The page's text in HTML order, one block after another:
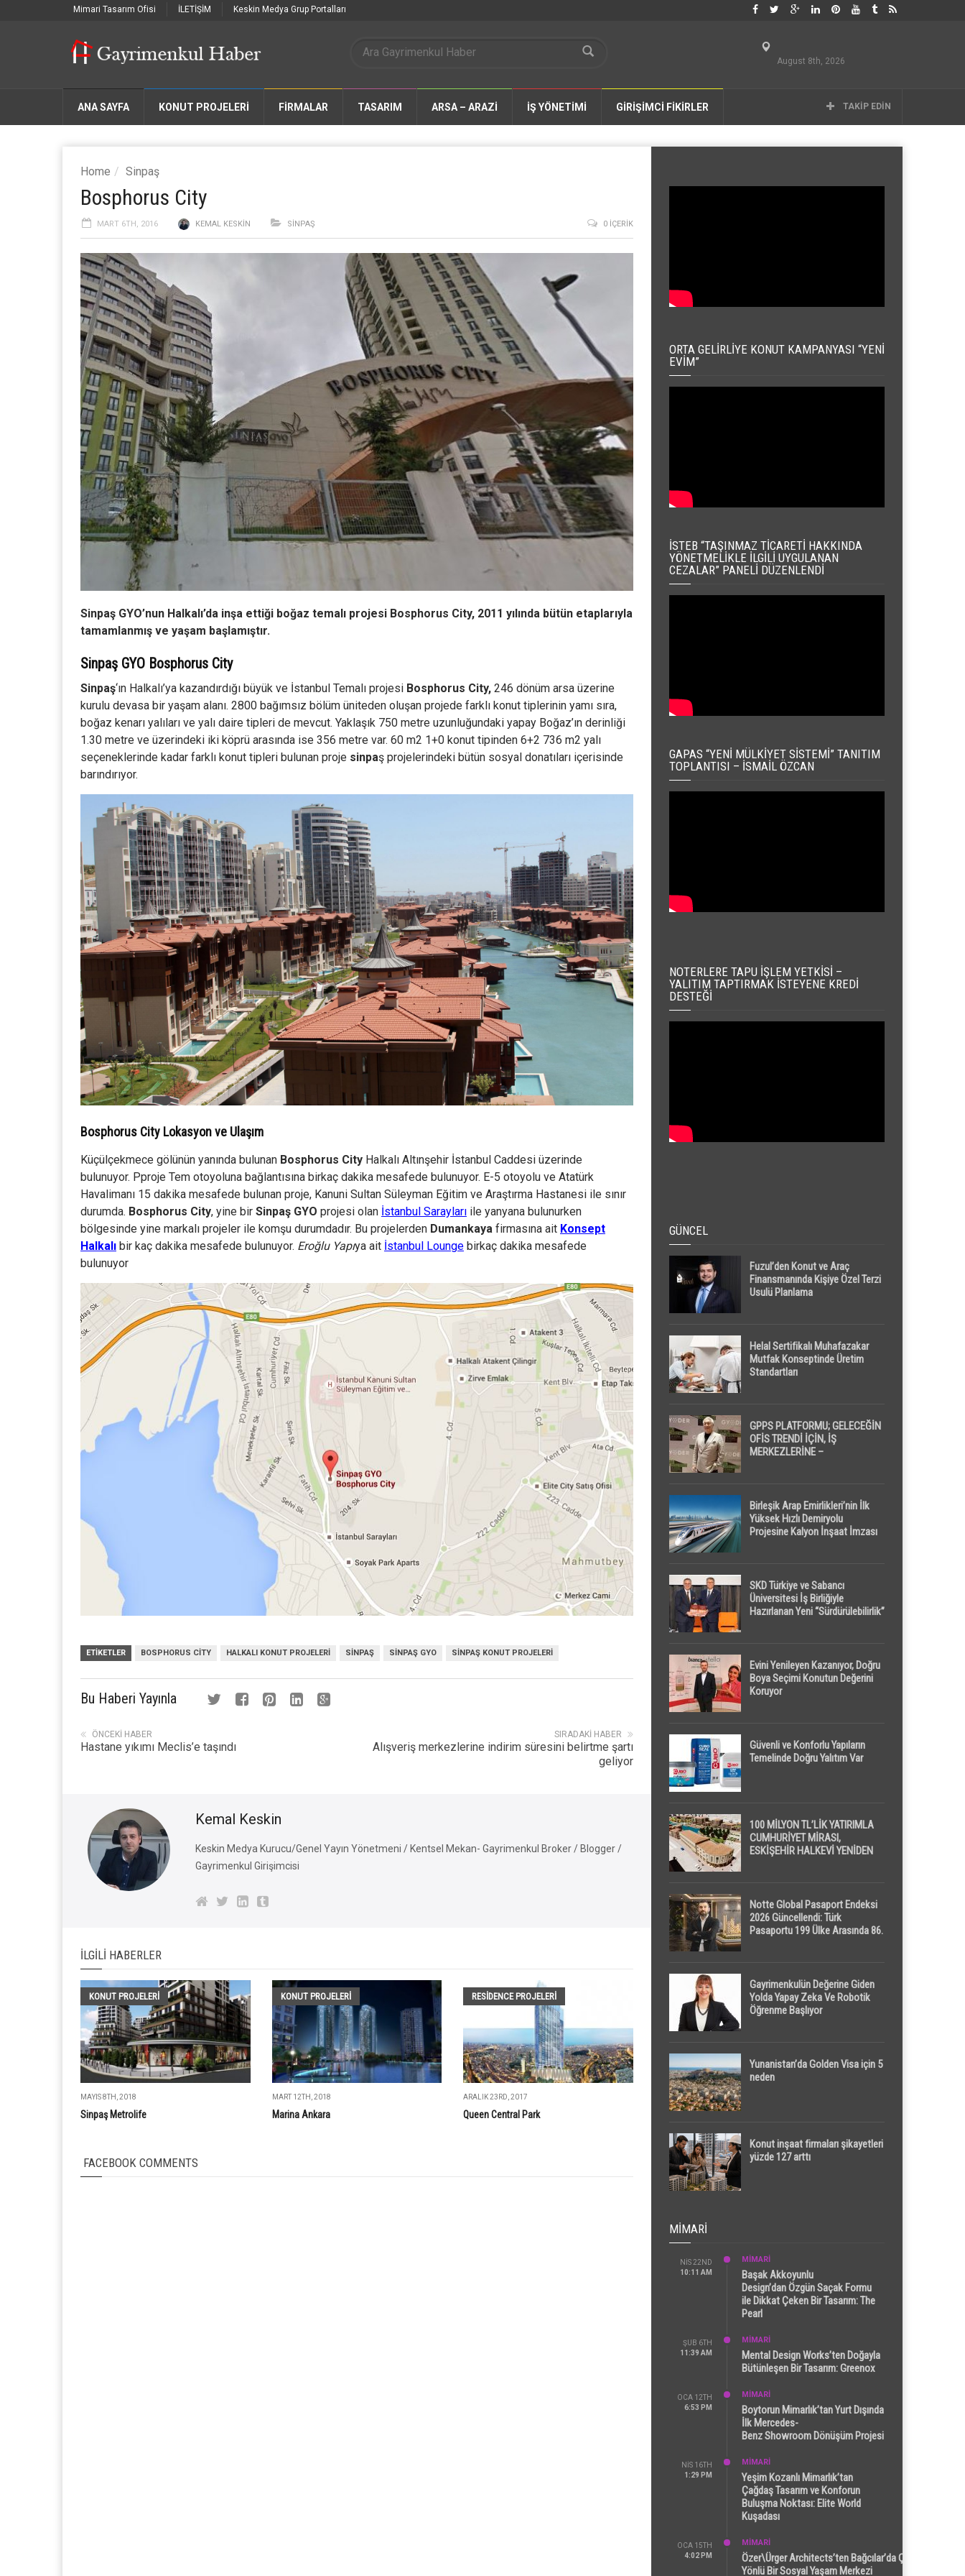
Mimari Tasarım Ofisi İLETİŞİM Keskin Medya Grup Portalları
August 8th, 2026
ANA SAYFA KONUT PROJELERİ FIRMALAR TASARIM ARSA – ARAZİ İŞ YÖNETİMİ GİRİŞİMCİ FİKİRLER TAKIP EDIN
Home Sinpaş
Bosphorus City
MART 6TH, 2016 KEMAL KESKIN SINPAŞ 0 İÇERIK
Sinpaş GYO’nun Halkalı’da inşa ettiği boğaz temalı projesi Bosphorus City, 2011 yılında bütün etaplarıyla
tamamlanmış ve yaşam başlamıştır.
Sinpaş GYO Bosphorus City
Sinpaş‘ın Halkalı’ya kazandırdığı büyük ve İstanbul Temalı projesi Bosphorus City, 246 dönüm arsa üzerine
kurulu devasa bir yaşam alanı. 2800 bağımsız bölüm üniteden oluşan projede farklı konut tiplerinin yamı sıra,
boğaz kenarı yalıları ve yalı daire tipleri de mevcut. Yaklaşık 750 metre uzunluğundaki yapay Boğaz’ın derinliği
1.30 metre ve üzerindeki iki köprü arasında ise 356 metre var. 60 m2 1+0 konut tipinden 6+2 736 m2 yalı
seçeneklerinde kadar farklı konut tipleri bulunan proje sinpaş projelerindeki bütün sosyal donatıları içerisinde
barındırıyor.
Bosphorus City Lokasyon ve Ulaşım
Küçülçekmece gölünün yanında bulunan Bosphorus City Halkalı Altınşehir İstanbul Caddesi üzerinde
bulunuyor. Pproje Tem otoyoluna bağlantısına birkaç dakika mesafede bulunuyor. E-5 otoyolu ve Atatürk
Havalimanı 15 dakika mesafede bulunan proje, Kanuni Sultan Süleyman Eğitim ve Araştırma Hastanesi ile sınır
durumda. Bosphorus City, yine bir Sinpaş GYO projesi olan İstanbul Sarayları ile yanyana bulunurken
bölgesinde yine markalı projeler ile komşu durumdadır. Bu projelerden Dumankaya firmasına ait Konsept
Halkalı bir kaç dakika mesafede bulunuyor. Eroğlu Yapıya ait İstanbul Lounge birkaç dakika mesafede
bulunuyor
ETIKETLER BOSPHORUS CITY HALKALI KONUT PROJELERI SINPAŞ SINPAŞ GYO SINPAŞ KONUT PROJELERI
Bu Haberi Yayınla
SIRADAKI HABER
Alışveriş merkezlerine indirim süresini belirtme şartı
geliyor
ÖNCEKI HABER
Hastane yıkımı Meclis’e taşındı
Kemal Keskin
Keskin Medya Kurucu/Genel Yayın Yönetmeni / Kentsel Mekan- Gayrimenkul Broker / Blogger /
Gayrimenkul Girişimcisi
İLGILI HABERLER
KONUT PROJELERI
MAYIS 8TH, 2018
Sinpaş Metrolife
KONUT PROJELERI
MART 12TH, 2018
Marina Ankara
RESIDENCE PROJELERI
ARALIK 23RD, 2017
Queen Central Park
FACEBOOK COMMENTS
ORTA GELIRLIYE KONUT KAMPANYASI “YENI
EVIM”
İSTEB “TAŞINMAZ TICARETI HAKKINDA
YÖNETMELIKLE İLGILI UYGULANAN
CEZALAR” PANELI DÜZENLENDI
GAPAS “YENI MÜLKIYET SISTEMI” TANITIM
TOPLANTISI – İSMAIL ÖZCAN
NOTERLERE TAPU İŞLEM YETKISI –
YALITIM TAPTIRMAK İSTEYENE KREDI
DESTEĞI
GÜNCEL
Fuzul’den Konut ve Araç
Finansmanında Kişiye Özel Terzi
Usulü Planlama
Helal Sertifikalı Muhafazakar
Mutfak Konseptinde Üretim
Standartları
GPPS PLATFORMU; GELECEĞİN
OFİS TRENDİ İÇİN, İŞ
MERKEZLERİNE –
Birleşik Arap Emirlikleri’nin İlk
Yüksek Hızlı Demiryolu
Projesine Kalyon İnşaat İmzası
SKD Türkiye ve Sabancı
Üniversitesi İş Birliğiyle
Hazırlanan Yeni “Sürdürülebilirlik”
Evini Yenileyen Kazanıyor, Doğru
Boya Seçimi Konutun Değerini
Koruyor
Güvenli ve Konforlu Yapıların
Temelinde Doğru Yalıtım Var
100 MİLYON TL’LİK YATIRIMLA
CUMHURİYET MİRASI,
ESKİŞEHİR HALKEVİ YENİDEN
Notte Global Pasaport Endeksi
2026 Güncellendi: Türk
Pasaportu 199 Ülke Arasında 86.
Gayrimenkulün Değerine Giden
Yolda Yapay Zeka Ve Robotik
Öğrenme Başlıyor
Yunanistan’da Golden Visa için 5
neden
Konut inşaat firmaları şikayetleri
yüzde 127 arttı
MIMARI
NIS 22ND
10:11 AM
MİMARİ
Başak Akkoyunlu
Design’dan Özgün Saçak Formu
ile Dikkat Çeken Bir Tasarım: The
Pearl
ŞUB 6TH
11:39 AM
MİMARİ
Mental Design Works’ten Doğayla
Bütünleşen Bir Tasarım: Greenox
OCA 12TH
6:53 PM
MİMARİ
Boytorun Mimarlık’tan Yurt Dışında
İlk Mercedes-
Benz Showroom Dönüşüm Projesi
NIS 16TH
1:29 PM
MİMARİ
Yeşim Kozanlı Mimarlık’tan
Çağdaş Tasarım ve Konforun
Buluşma Noktası: Elite World
Kuşadası
OCA 15TH
4:02 PM
MİMARİ
Özer\Ürger Architects’ten Bağcılar’da Çok
Yönlü Bir Sosyal Yaşam Merkezi